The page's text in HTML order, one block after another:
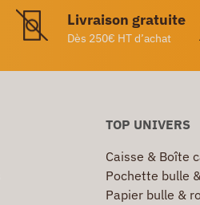
Livraison gratuite
Dès 250€ HT d’achat
TOP UNIVERS
Caisse & Boîte
Pochette bulle
Papier bulle &